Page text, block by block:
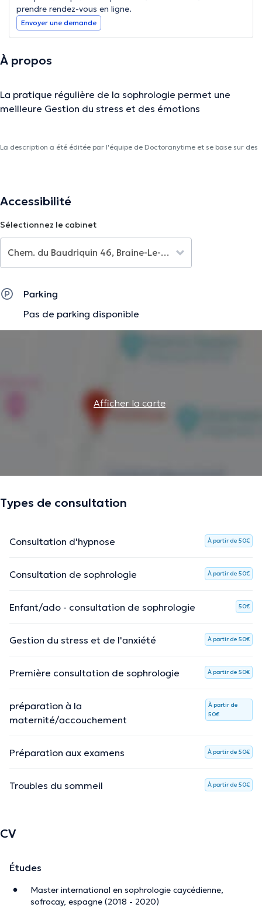
prendre rendez-vous en ligne.
Envoyer une demande
À propos
La pratique régulière de la sophrologie permet une
meilleure Gestion du stress et des émotions
La description a été éditée par l'équipe de Doctoranytime et se base sur des
Accessibilité
Sélectionnez le cabinet
Parking
Pas de parking disponible
Afficher la carte
Types de consultation
Consultation d'hypnose À partir de 50€
Consultation de sophrologie À partir de 50€
Enfant/ado - consultation de sophrologie 50€
Gestion du stress et de l'anxiété À partir de 50€
Première consultation de sophrologie À partir de 50€
préparation à la
maternité/accouchement
À partir de
50€
Préparation aux examens À partir de 50€
Troubles du sommeil À partir de 50€
CV
Études
Master international en sophrologie caycédienne,
sofrocay, espagne (2018 - 2020)